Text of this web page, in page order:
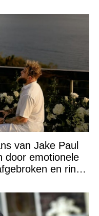
van Jake Paul
door emotionele
en ring